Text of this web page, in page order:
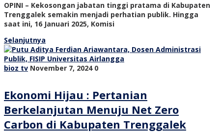
OPINI – Kekosongan jabatan tinggi pratama di Kabupaten
Trenggalek semakin menjadi perhatian publik. Hingga
saat ini, 16 Januari 2025, Komisi
Selanjutnya
bioz tv November 7, 2024 0
Ekonomi Hijau : Pertanian
Berkelanjutan Menuju Net Zero
Carbon di Kabupaten Trenggalek